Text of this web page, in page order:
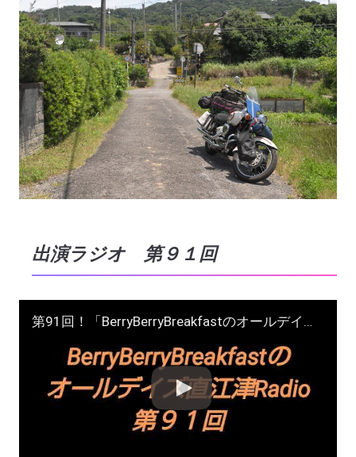
出演ラジオ 第９１回
第91回！「BerryBerryBreakfastのオールデイズ直江津Radio」ヨーグルト田中＆DJシューカイ